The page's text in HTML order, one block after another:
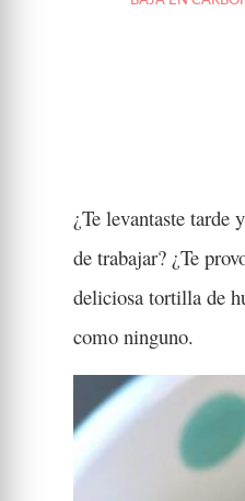
¿Te levantaste tarde
de trabajar? ¿Te
deliciosa tortilla de
como ninguno.